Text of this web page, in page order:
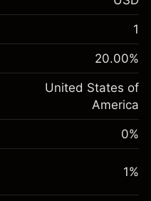
%
$4,000.00
-0.000682
%
(-$0.03)
1
20.00%
United States of
America
0%
1%